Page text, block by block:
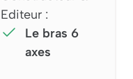
Editeur :
Le bras 6
axes